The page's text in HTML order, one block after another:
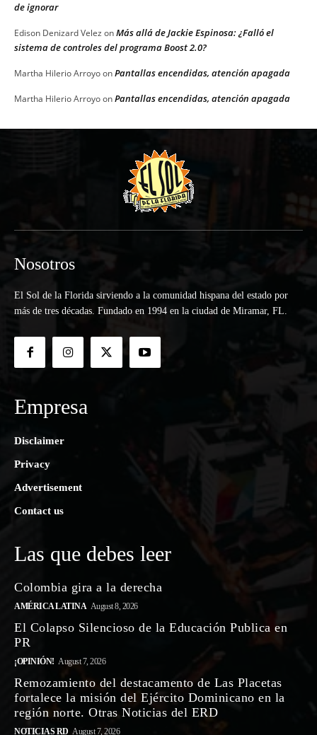
de ignorar
Edison Denizard Velez onMás allá de Jackie Espinosa: ¿Falló el
sistema de controles del programa Boost 2.0?
Martha Hilerio ArroyoonPantallas encendidas, atención apagada
Martha Hilerio ArroyoonPantallas encendidas, atención apagada
Nosotros
El Sol de la Florida sirviendo a la comunidad hispana del estado por
más de tres décadas. Fundado en 1994 en la ciudad de Miramar, FL.
Empresa
Disclaimer
Privacy
Advertisement
Contact us
Las que debes leer
Colombia gira a la derecha
AMÉRICA LATINA August 8, 2026
El Colapso Silencioso de la Educación Publica en
PR
¡OPINIÓN! August 7, 2026
Remozamiento del destacamento de Las Placetas
fortalece la misión del Ejército Dominicano en la
región norte. Otras Noticias del ERD
NOTICIAS RD August 7, 2026